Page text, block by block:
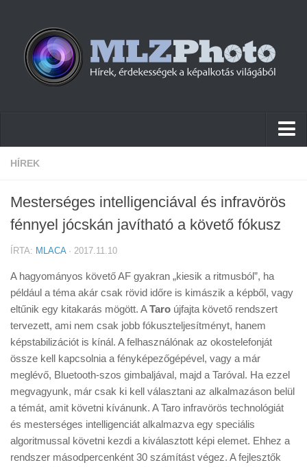
Hírek
Cikkek
Szoftver
Tudástár
Tanácsok
Érdekességek
Helyszíni Riport
E-BB
HÍREK
Mesterséges intelligenciával és infravörös
fénnyel jócskán javítható a követő fókusz
ÍRTA: MLACA· 2017.11.10
A hagyományos követő AF gyakran „kiesik a ritmusból”, ha
például a téma akár csak rövid időre is kimászik a képből, vagy
eltűnik egy kitakarás mögött. ATaro újfajta követő rendszert
tervezett, ami nem csak jobb fókuszteljesítményt, hanem
képstabilizációt is kínál. A felhasználónak az okostelefonját
össze kell kapcsolnia a fényképezőgépével, vagy a már
meglévő, Bluetooth-szos gimbaljával, majd a Taróval. Ha ezzel
megvagyunk, már csak ki kell választani az alkalmazáson belül
a témát, amit követni kívánunk. A Taro infravörös technológiát
és mesterséges intelligenciát alkalmazva egy speciális
algoritmussal követni kezdi a kiválasztott képi elemet. Ehhez a
rendszer másodpercenként 30 számítást végez. A fejlesztők